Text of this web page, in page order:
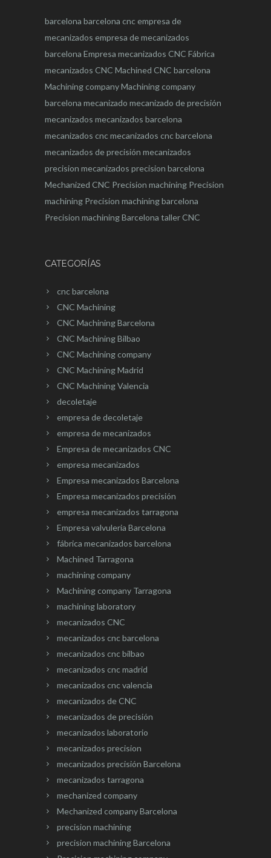
barcelona barcelona cncempresa de
mecanizados empresa de mecanizados
barcelona Empresa mecanizados CNC Fábrica
mecanizados CNC Machined CNC barcelona
Machining companyMachining company
barcelona mecanizado mecanizado de precisión
mecanizados mecanizados barcelona
mecanizados cncmecanizados cnc barcelona
mecanizados de precisión mecanizados
precision mecanizados precision barcelona
Mechanized CNC Precision machining Precision
machining Precision machining barcelona
Precision machining Barcelona taller CNC
CATEGORÍAS
cnc barcelona
CNC Machining
CNC Machining Barcelona
CNC Machining Bilbao
CNC Machining company
CNC Machining Madrid
CNC Machining Valencia
decoletaje
empresa de decoletaje
empresa de mecanizados
Empresa de mecanizados CNC
empresa mecanizados
Empresa mecanizados Barcelona
Empresa mecanizados precisión
empresa mecanizados tarragona
Empresa valvuleria Barcelona
fábrica mecanizados barcelona
Machined Tarragona
machining company
Machining company Tarragona
machining laboratory
mecanizados CNC
mecanizados cnc barcelona
mecanizados cnc bilbao
mecanizados cnc madrid
mecanizados cnc valencia
mecanizados de CNC
mecanizados de precisión
mecanizados laboratorio
mecanizados precision
mecanizados precisión Barcelona
mecanizados tarragona
mechanized company
Mechanized company Barcelona
precision machining
precision machining Barcelona